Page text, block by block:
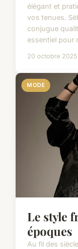
élégant et
vos tenues.
conjugue
essentiel pour
20 octobre 2025
MODE
Le style
époques
Au fil des